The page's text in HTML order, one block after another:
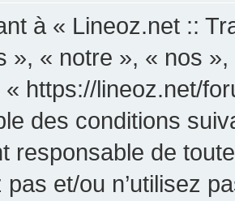
à « Lineoz.net ::
», « notre », « nos
https://lineoz.net/
des conditions
responsable de
pas et/ou n’utilisez